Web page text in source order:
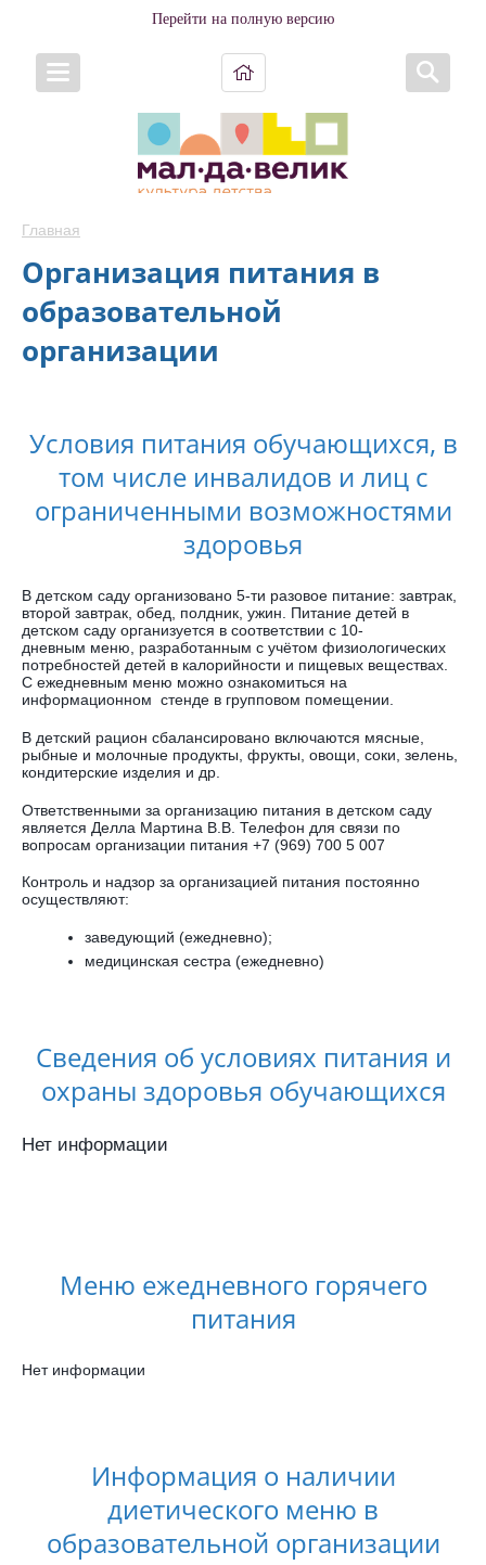
Перейти на полную версию
Главная
Организация питания в
образовательной
организации
Условия питания обучающихся, в
том числе инвалидов и лиц с
ограниченными возможностями
здоровья
В детском саду организовано 5-ти разовое питание: завтрак,
второй завтрак, обед, полдник, ужин. Питание детей в
детском саду организуется в соответствии с 10-
дневным меню, разработанным с учётом физиологических
потребностей детей в калорийности и пищевых веществах.
С ежедневным меню можно ознакомиться на
информационном стенде в групповом помещении.
В детский рацион сбалансировано включаются мясные,
рыбные и молочные продукты, фрукты, овощи, соки, зелень,
кондитерские изделия и др.
Ответственными за организацию питания в детском саду
является Делла Мартина В.В. Телефон для связи по
вопросам организации питания +7 (969) 700 5 007
Контроль и надзор за организацией питания постоянно
осуществляют:
заведующий (ежедневно);
медицинская сестра (ежедневно)
Сведения об условиях питания и
охраны здоровья обучающихся
Нет информации
Меню ежедневного горячего
питания
Нет информации
Информация о наличии
диетического меню в
образовательной организации